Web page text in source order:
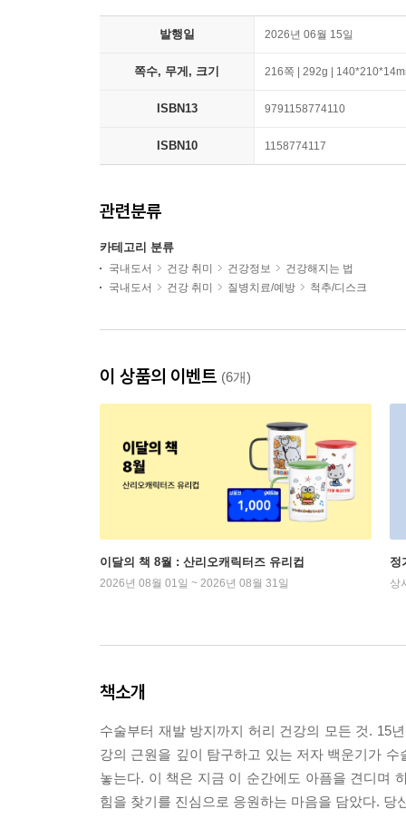
발행일 2026년 06월 15일
쪽수, 무게, 크기 216쪽 | 292g |
ISBN13 9791158774110
ISBN10 1158774117
관련분류
카테고리 분류
국내도서 건강 취미 건강정보
건강해지는 법
국내도서
건강 취미 질병치료/예방 척추/디스크
이 상품의 이벤트 (6개)
이달의 책 8월 : 산리오캐릭터즈 유리컵
2026년 08월 01일 ~ 2026년 08월 31일
정
상
책소개
수술부터 재발 방지까지 허리 건강의 모든 것. 15
강의 근원을 깊이 탐구하고 있는 저자 백운기가
놓는다. 이 책은 지금 이 순간에도 아픔을 견디며
힘을 찾기를 진심으로 응원하는 마음을 담았다.